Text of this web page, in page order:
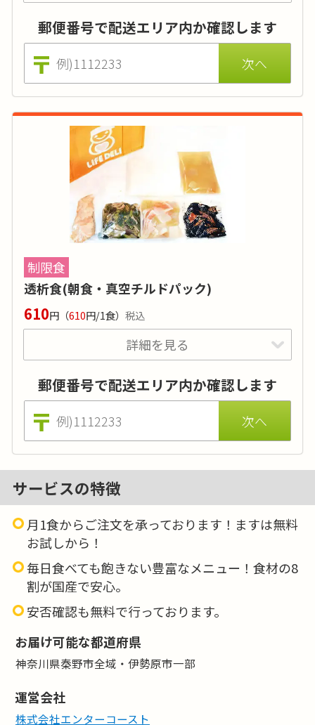
す。持病をお持ちの方は事前に医師にご相談頂
くことをお勧めします
: -
: -
タンパク質 : -
: 1g～2g
: 3～4品目
-
価格はおかずのみの場合（ごはんセットは700円 ※税込)。
栄養価基準とメニュー表の栄養価は調理前の数値です。低減
調理法により実際のお食事ではカリウムとリンは更に2～6
郵便番号で配送エリア内か確認します
制限食
透析食(朝食・真空チルドパック)
610円 （610円/1食）税込
たんぱく質や塩分に制限があり、カリウムやリ
ン、水分にも配慮が必要な方向けのメニューで
す。持病をお持ちの方は事前に医師にご相談頂
くことをお勧めします
カロリー : -
糖質
: -
塩分
: 1g～2g
栄養価基準とメニュー表の栄養価は調理前の数値です。低減
割程度減ります。
詳細を見る
郵便番号で配送エリア内か確認します
サービスの特徴
月1食からご注文を承っております！ますは無料
お試しから！
毎日食べても飽きない豊富なメニュー！食材の8
割が国産で安心。
安否確認も無料で行っております。
お届け可能な都道府県
神奈川県秦野市全域・伊勢原市一部
運営会社
株式会社エンターコースト